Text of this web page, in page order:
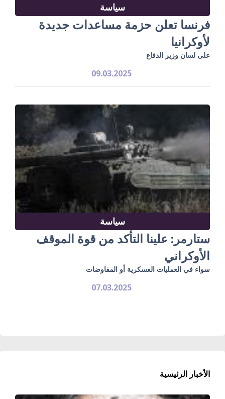
سياسة
فرنسا تعلن حزمة مساعدات جديدة
لأوكرانيا
على لسان وزير الدفاع
09.03.2025
سياسة
ستارمر: علينا التأكد من قوة الموقف
الأوكراني
سواء في العمليات العسكرية أو المفاوضات
07.03.2025
الأخبار الرئيسية